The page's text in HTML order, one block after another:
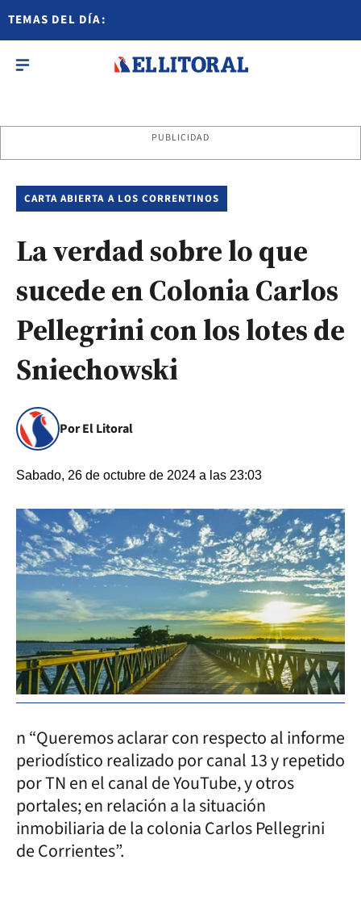
TEMAS DEL DÍA:
PUBLICIDAD
CARTA ABIERTA A LOS CORRENTINOS
La verdad sobre lo que
sucede en Colonia Carlos
Pellegrini con los lotes de
Sniechowski
Por El Litoral
Sabado, 26 de octubre de 2024 a las 23:03
n “Queremos aclarar con respecto al informe
periodístico realizado por canal 13 y repetido
por TN en el canal de YouTube, y otros
portales; en relación a la situación
inmobiliaria de la colonia Carlos Pellegrini
de Corrientes”.